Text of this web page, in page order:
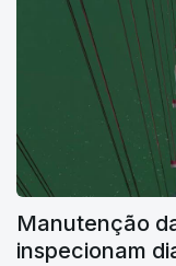
Manutenção
inspecionam